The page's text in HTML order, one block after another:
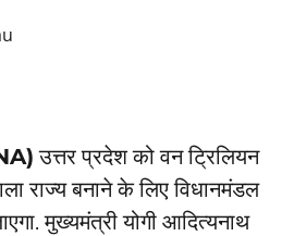
उत्तर प्रदेश को वन ट्रिलियन
राज्य बनाने के लिए विधानमंडल
मुख्यमंत्री योगी आदित्यनाथ